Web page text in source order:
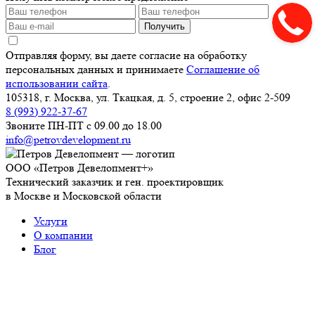
Получить
Отправляя форму, вы даете согласие на обработку
персональных данных и принимаете Соглашение об
использовании сайта.
105318, г. Москва, ул. Ткацкая, д. 5, строение 2, офис 2-509
8 (993) 922-37-67
Звоните ПН-ПТ с 09.00 до 18.00
info@petrovdevelopment.ru
ООО «Петров Девелопмент+»
Технический заказчик и ген. проектировщик
в Москве и Московской области
Услуги
О компании
Блог